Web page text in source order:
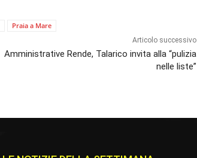
Praia a Mare
Articolo successivo
Amministrative Rende, Talarico invita alla “pulizia
nelle liste”